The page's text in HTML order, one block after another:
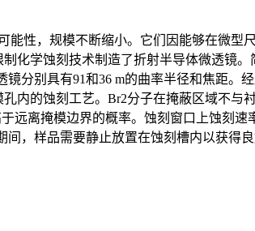
，规模不断缩小。它们因能够在微型
学蚀刻技术制造了折射半导体微透镜。
分别具有91和36 m的曲率半径和焦距。
的蚀刻工艺。Br2分子在掩蔽区域不与
远离掩模边界的概率。蚀刻窗口上蚀刻
，样品需要静止放置在蚀刻槽内以获得